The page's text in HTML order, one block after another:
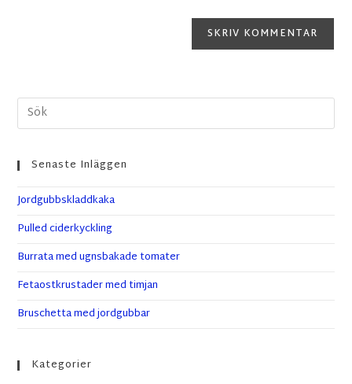
Senaste Inläggen
Jordgubbskladdkaka
Pulled ciderkyckling
Burrata med ugnsbakade tomater
Fetaostkrustader med timjan
Bruschetta med jordgubbar
Kategorier